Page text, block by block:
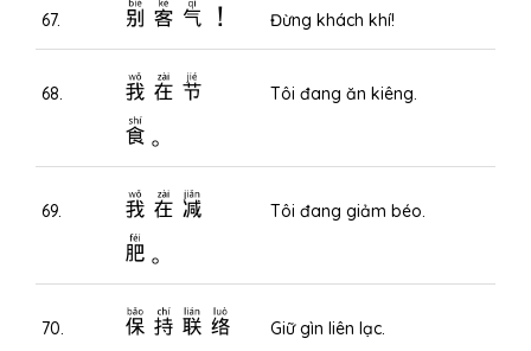
67. 别客气！ Đừng khách khí!
68.
我在节
食。
Tôi đang ăn kiêng.
69.
我在减
肥。
Tôi đang giảm béo.
70.
保持联络
Giữ gìn liên lạc.